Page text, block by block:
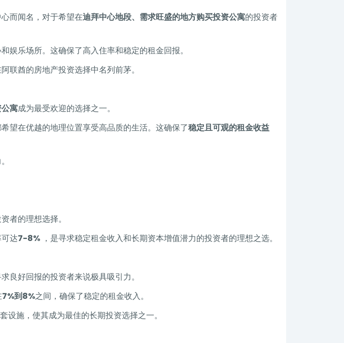
而闻名，对于希望在迪拜中心地段、需求旺盛的地方购买投资公寓的投资者
娱乐场所。这确保了高入住率和稳定的租金回报。
联酋的房地产投资选择中名列前茅。
寓成为最受欢迎的选择之一。
望在优越的地理位置享受高品质的生活。这确保了稳定且可观的租金收益
者的理想选择。
达7-8% ，是寻求稳定租金收入和长期资本增值潜力的投资者的理想之选。
求良好回报的投资者来说极具吸引力。
7%到8%之间，确保了稳定的租金收入。
施，使其成为最佳的长期投资选择之一。